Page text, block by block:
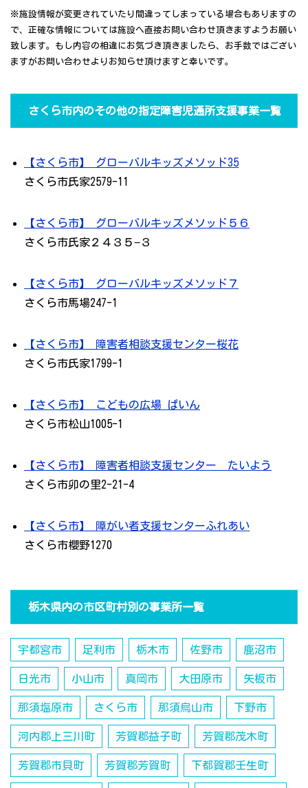
※施設情報が変更されていたり間違ってしまっている場合もありますの
で、正確な情報については施設へ直接お問い合わせ頂きますようお願い
致します。もし内容の相違にお気づき頂きましたら、お手数ではござい
ますがお問い合わせよりお知らせ頂けますと幸いです。
さくら市内のその他の指定障害児通所支援事業一覧
【さくら市】 グローバルキッズメソッド35
さくら市氏家2579-11
【さくら市】 グローバルキッズメソッド５６
さくら市氏家２４３５−３
【さくら市】 グローバルキッズメソッド７
さくら市馬場247-1
【さくら市】 障害者相談支援センター桜花
さくら市氏家1799-1
【さくら市】 こどもの広場 ぱいん
さくら市松山1005-1
【さくら市】 障害者相談支援センター たいよう
さくら市卯の里2-21-4
【さくら市】 障がい者支援センターふれあい
さくら市櫻野1270
栃木県内の市区町村別の事業所一覧
宇都宮市 足利市 栃木市 佐野市 鹿沼市
日光市 小山市 真岡市 大田原市 矢板市
那須塩原市 さくら市 那須烏山市 下野市
河内郡上三川町 芳賀郡益子町 芳賀郡茂木町
芳賀郡市貝町 芳賀郡芳賀町 下都賀郡壬生町